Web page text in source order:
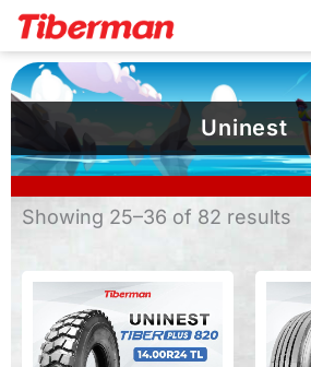
Skip
to
content
Uninest
Showing 25–36 of 82 results